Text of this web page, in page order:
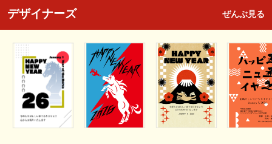
デザイナーズ ぜんぶ見る